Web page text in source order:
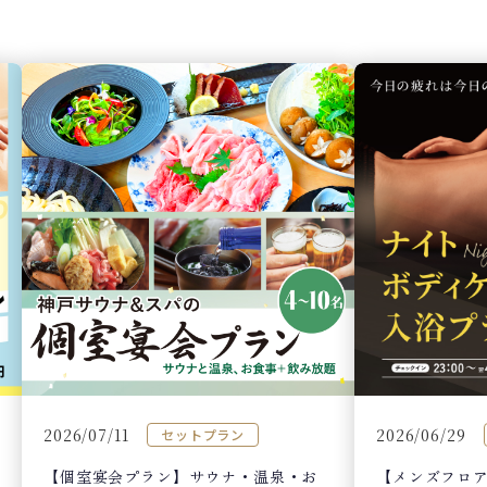
2026/07/11 セットプラン
【個室宴会プラン】サウナ・温泉・お
2026/06/29
【メンズフ